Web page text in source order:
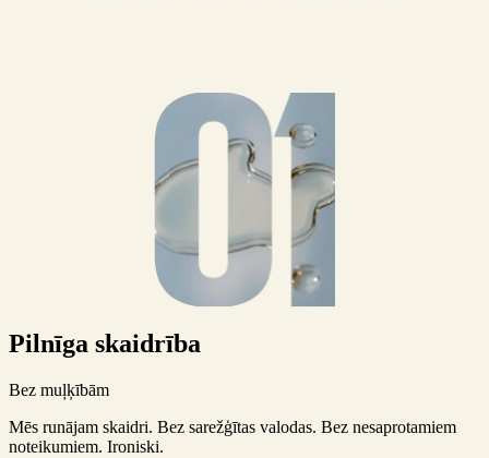
Pilnīga skaidrība
Bez muļķībām
Mēs runājam skaidri. Bez sarežģītas valodas. Bez nesaprotamiem
noteikumiem. Ironiski.